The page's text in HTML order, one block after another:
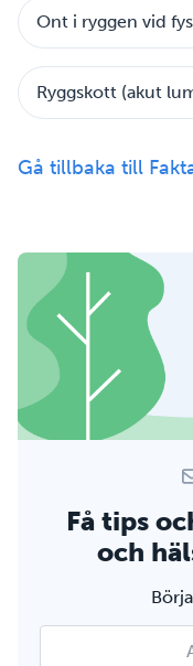
Ont i ryggen vid
Gå tillbaka till
Få tips
och